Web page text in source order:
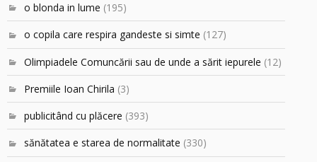
o blonda in lume (195)
o copila care respira gandeste si simte (127)
Olimpiadele Comuncării sau de unde a sărit iepurele (12)
Premiile Ioan Chirila (3)
publicitând cu plăcere (393)
sănătatea e starea de normalitate (330)